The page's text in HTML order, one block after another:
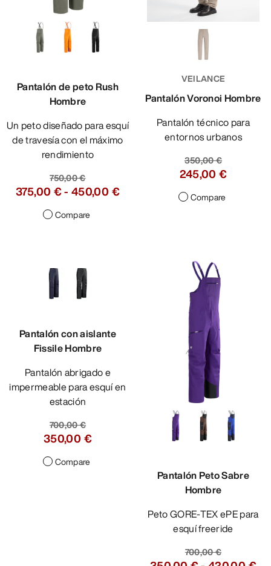
Pantalón de peto Rush
Hombre
Un peto diseñado para esquí
de travesía con el máximo
rendimiento
750,00 €
375,00 €-450,00 €
Compare
VEILANCE
Pantalón Voronoi Hombre
Pantalón técnico para
entornos urbanos
350,00 €
245,00 €
Compare
Pantalón con aislante
Fissile Hombre
Pantalón abrigado e
impermeable para esquí en
estación
700,00 €
350,00 €
Compare
Pantalón Peto Sabre
Hombre
Peto GORE-TEX ePE para
esquí freeride
700,00 €